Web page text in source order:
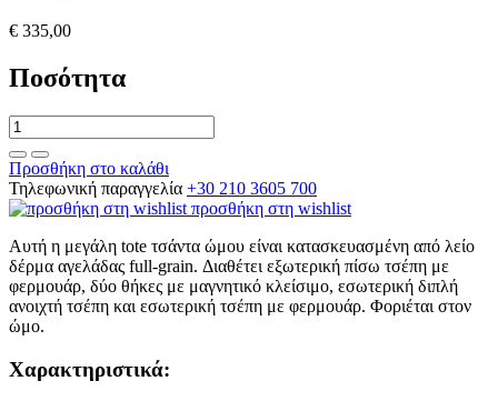
€ 335,00
Ποσότητα
Προσθήκη στο καλάθι
Τηλεφωνική παραγγελία +30 210 3605 700
προσθήκη στη wishlist
Αυτή η μεγάλη tote τσάντα ώμου είναι κατασκευασμένη από λείο
δέρμα αγελάδας full-grain. Διαθέτει εξωτερική πίσω τσέπη με
φερμουάρ, δύο θήκες με μαγνητικό κλείσιμο, εσωτερική διπλή
ανοιχτή τσέπη και εσωτερική τσέπη με φερμουάρ. Φοριέται στον
ώμο.
Χαρακτηριστικά: